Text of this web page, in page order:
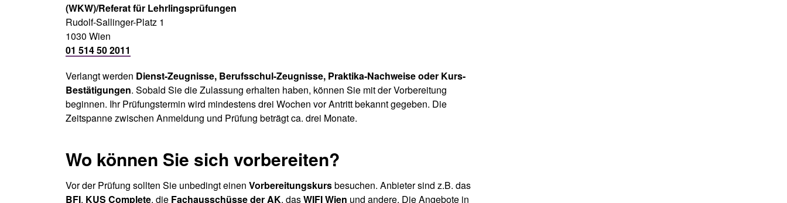
(WKW)/Referat für Lehrlingsprüfungen
Rudolf-Sallinger-Platz 1
1030 Wien
01 514 50 2011
Verlangt werden Dienst-Zeugnisse, Berufsschul-Zeugnisse, Praktika-Nachweise oder Kurs-
Bestätigungen. Sobald Sie die Zulassung erhalten haben, können Sie mit der Vorbereitung
beginnen. Ihr Prüfungstermin wird mindestens drei Wochen vor Antritt bekannt gegeben. Die
Zeitspanne zwischen Anmeldung und Prüfung beträgt ca. drei Monate.
Wo können Sie sich vorbereiten?
Vor der Prüfung sollten Sie unbedingt einen Vorbereitungskursbesuchen. Anbieter sind z.B. das
BFI, KUS Complete, die Fachausschüsse der AK, dasWIFI Wien und andere. Die Angebote in